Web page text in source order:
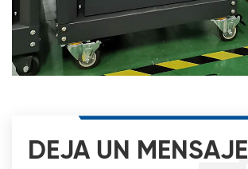
DEJA UN MENSAJE